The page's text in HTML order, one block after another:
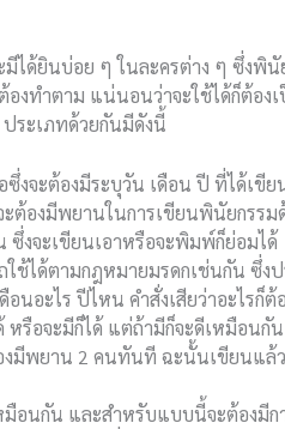
ได้ยินบ่อย ๆ ในละครต่าง ๆ ซึ่งพินั
องทำตาม แน่นอนว่าจะใช้ได้ก็ต้อง
ระเภทด้วยกันมีดังนี้
จะต้องมีระบุวัน เดือน ปี ที่ได้เขีย
ะต้องมีพยานในการเขียนพินัยกรร
งจะเขียนเอาหรือจะพิมพ์ก็ย่อมได้
ใช้ได้ตามกฎหมายมรดกเช่นกัน ซึ่ง
นอะไร ปีไหน คำสั่งเสียว่าอะไรก็ต้
รือจะมีก็ได้ แต่ถ้ามีก็จะดีเหมือนกั
มีพยาน 2 คนทันที ฉะนั้นเขียนแล้ว
อนกัน และสำหรับแบบนี้จะต้องมีก